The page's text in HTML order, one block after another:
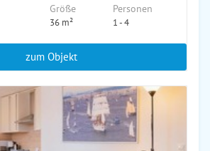
Größe
36 m²
Personen
1 - 4
zum Objekt